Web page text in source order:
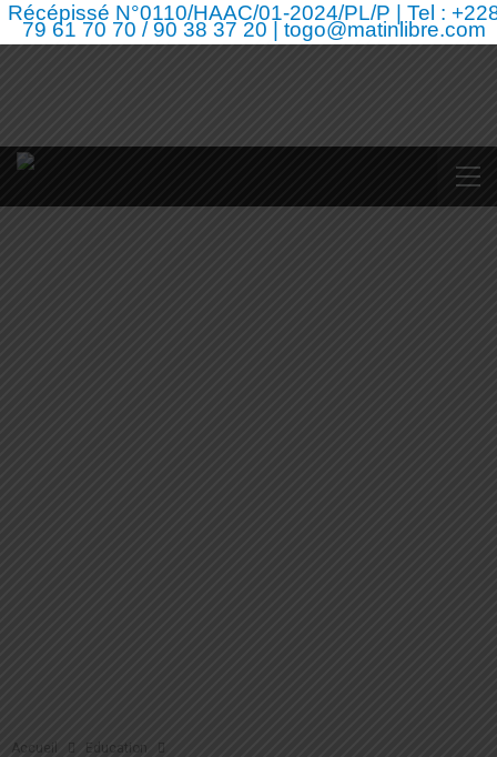
Récépissé N°0110/HAAC/01-2024/PL/P | Tel :
79 61 70 70 / 90 38 37 20 | togo@matinlibre.com
Accueil Education